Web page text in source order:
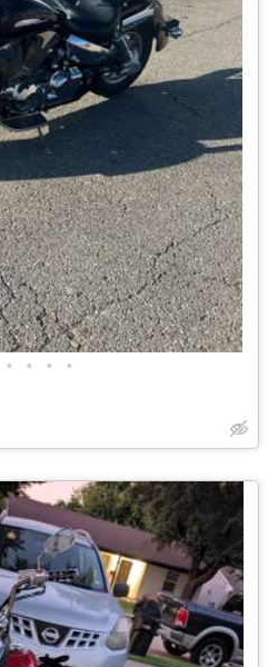
• • • •